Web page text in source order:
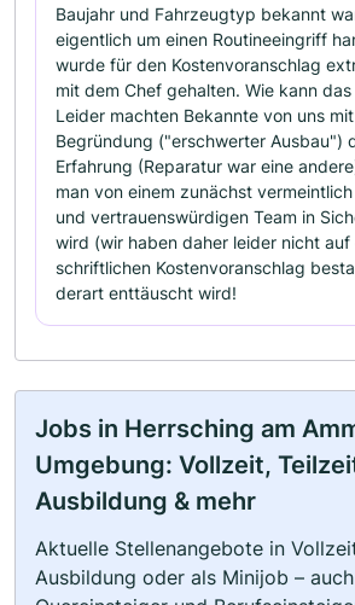
Baujahr und Fahrzeugtyp bekannt
eigentlich um einen Routineeingriff
wurde für den Kostenvoranschlag
mit dem Chef gehalten. Wie kann das
Leider machten Bekannte von uns
Begründung ("erschwerter Ausbau")
Erfahrung (Reparatur war eine
man von einem zunächst
und vertrauenswürdigen Team in
wird (wir haben daher leider nicht auf
schriftlichen Kostenvoranschlag
derart enttäuscht wird!
Jobs in Herrsching am
Umgebung: Vollzeit,
Ausbildung & mehr
Aktuelle Stellenangebote in
Ausbildung oder als Minijob –